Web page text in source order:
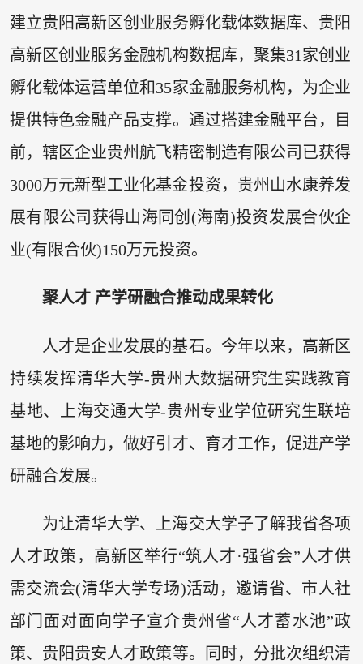
建立贵阳高新区创业服务孵化载体数据库、贵阳
高新区创业服务金融机构数据库，聚集31家创业
孵化载体运营单位和35家金融服务机构，为企业
提供特色金融产品支撑。通过搭建金融平台，目
前，辖区企业贵州航飞精密制造有限公司已获得
3000万元新型工业化基金投资，贵州山水康养发
展有限公司获得山海同创(海南)投资发展合伙企
业(有限合伙)150万元投资。
聚人才 产学研融合推动成果转化
人才是企业发展的基石。今年以来，高新区
持续发挥清华大学-贵州大数据研究生实践教育
基地、上海交通大学-贵州专业学位研究生联培
基地的影响力，做好引才、育才工作，促进产学
研融合发展。
为让清华大学、上海交大学子了解我省各项
人才政策，高新区举行“筑人才·强省会”人才供
需交流会(清华大学专场)活动，邀请省、市人社
部门面对面向学子宣介贵州省“人才蓄水池”政
策、贵阳贵安人才政策等。同时，分批次组织清